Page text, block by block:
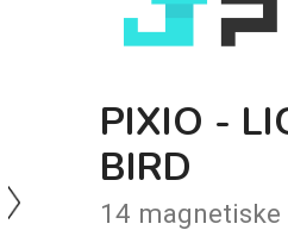
PIXIO -
BIRD
14 magnetiske